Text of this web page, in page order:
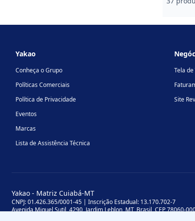
Yakao
Conheça o Grupo
Políticas Comerciais
Política de Privacidade
Eventos
Marcas
Lista de Assistência Técnica
Tela
Site
Yakao - Matriz Cuiabá-MT
CNPJ: 01.426.365/0001-45 | Inscrição Estadual: 13.170.702-7
Avenida Miguel Sutil, 4290, Jardim Leblon, MT, Brasil, CEP 78060-